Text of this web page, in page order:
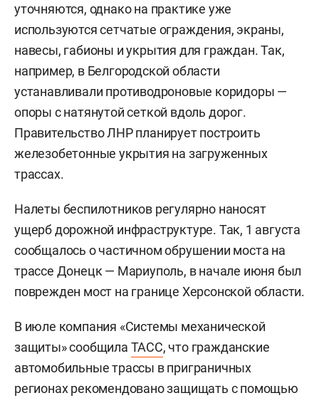
уточняются, однако на практике уже
используются сетчатые ограждения, экраны,
навесы, габионы и укрытия для граждан. Так,
например, в Белгородской области
устанавливали противодроновые коридоры —
опоры с натянутой сеткой вдоль дорог.
Правительство ЛНР планирует построить
железобетонные укрытия на загруженных
трассах.
Налеты беспилотников регулярно наносят
ущерб дорожной инфраструктуре. Так, 1 августа
сообщалось о частичном обрушении моста на
трассе Донецк — Мариуполь, в начале июня был
поврежден мост на границе Херсонской области.
В июле компания «Системы механической
защиты» сообщила ТАСС, что гражданские
автомобильные трассы в приграничных
регионах рекомендовано защищать с помощью